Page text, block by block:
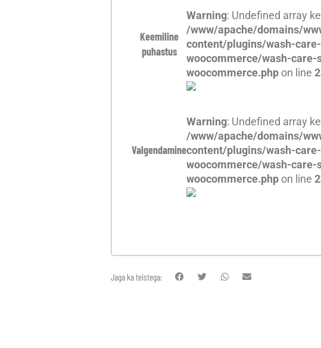
Keemiline
puhastus
Warning: Undefined array
/www/apache/domains/
content/plugins/wash-
woocommerce/wash-care-
woocommerce.php on line
Valgendamine
Warning: Undefined array
/www/apache/domains/
content/plugins/wash-
woocommerce/wash-care-
woocommerce.php on line
Jaga ka teistega: